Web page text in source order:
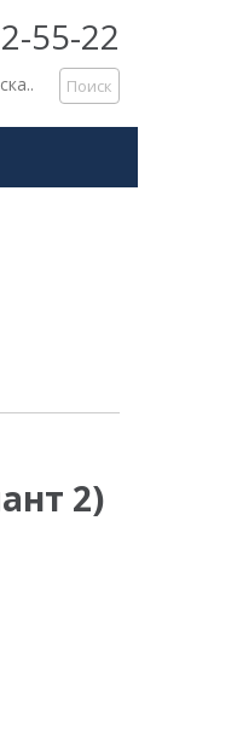
55-22
2)